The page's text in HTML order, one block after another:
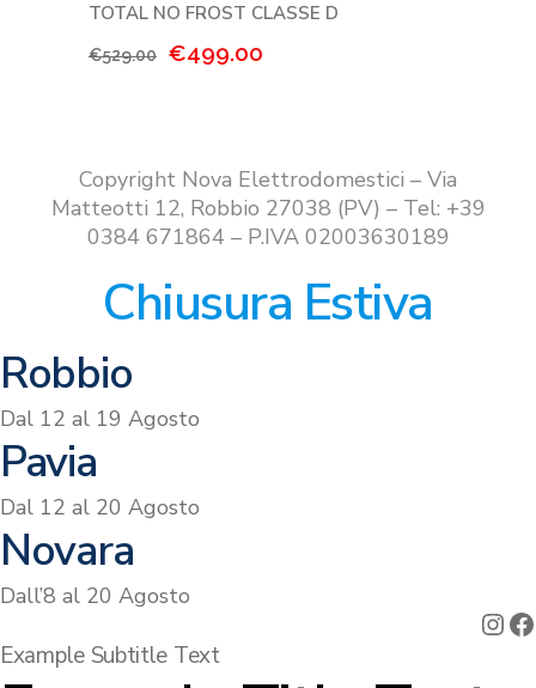
TOTAL NO FROST CLASSE D
€529.00
Il
€529.00.
€499.00
€499.00.
Copyright Nova Elettrodomestici – Via
Matteotti 12, Robbio 27038 (PV) – Tel: +39
0384 671864 – P.IVA 02003630189
Chiusura Estiva
Robbio
Dal 12 al 19 Agosto
Pavia
Dal 12 al 20 Agosto
Novara
Dall’8 al 20 Agosto
Example Subtitle Text